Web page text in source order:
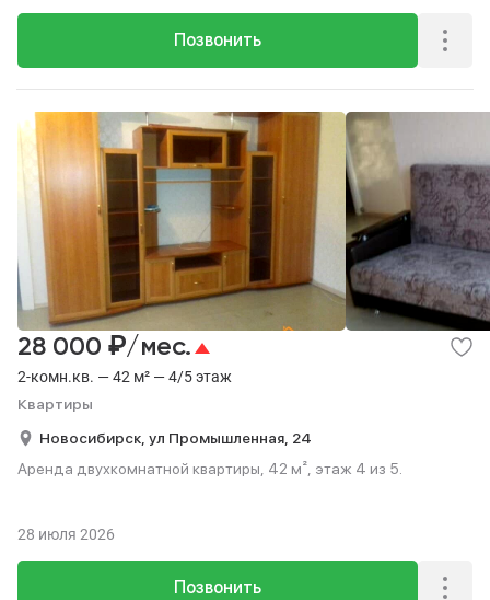
Позвонить
2-комн.кв. — 42 м² — 4/5 этаж
Квартиры
28 000 ₽/мес.
Новосибирск, ул Промышленная, 24
Аренда двухкомнатной квартиры, 42 м², этаж 4 из 5.
Позвонить
28 июля 2026